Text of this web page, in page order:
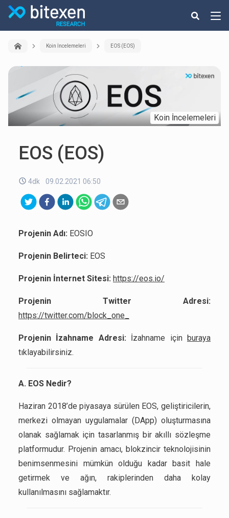
Koin İncelemeleri EOS (EOS)
Koin İncelemeleri
EOS (EOS)
4dk 09.02.2021 06:50
Projenin Adı: EOSIO
Projenin Belirteci: EOS
Projenin İnternet Sitesi: https://eos.io/
Projenin Twitter Adresi:
https://twitter.com/block_one
Projenin İzahname Adresi: İzahname için buraya
tıklayabilirsiniz.
A. EOS Nedir?
Haziran 2018’de piyasaya sürülen EOS, geliştiricilerin,
merkezi olmayan uygulamalar (DApp) oluşturmasına
olanak sağlamak için tasarlanmış bir akıllı sözleşme
platformudur. Projenin amacı, blokzincir teknolojisinin
benimsenmesini mümkün olduğu kadar basit hale
getirmek ve ağın, rakiplerinden daha kolay
kullanılmasını sağlamaktır.